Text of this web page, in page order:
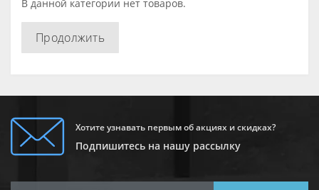
В данной категории нет товаров.
Продолжить
Хотите узнавать первым об акциях и скидках?
Подпишитесь на нашу рассылку